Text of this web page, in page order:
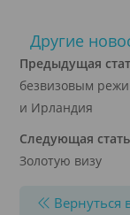
Другие
Предыдущая
безвизовым
и Ирландия
Следующая
Золотую визу
Вернуться